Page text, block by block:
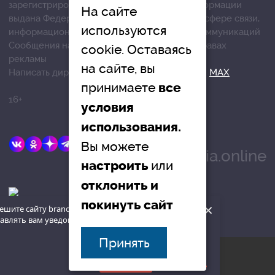
сайту brandrussia.online
вам уведомления на рабочий
Запретить
×
зарегистрированных средств массовой информации
выдана Федеральной службой по надзору в сфере связи,
информационных технологий и массовых коммуникаций
Сообщения на сером фоне размещены на правах
рекламы
Написать директору в телеграм@mazov MAX
16+
E-mail:
info@brandrussia.online
© «Бренды России», 2015
На сайте
используются
cookie. Оставаясь
на сайте, вы
принимаете все
условия
использования.
Вы можете
настроить или
отклонить и
покинуть сайт
Принять